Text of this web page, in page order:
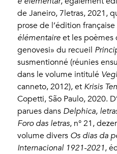
de Janeiro, 7letras, 2021,
prose de l’édition française
élémentaire et les poèmes
genovesi» du recueil
susmentionné (réunies
dans le volume intitulé
canneto, 2012), et Krisis
Copetti, São Paulo, 2020.
parues dans Delphica,
Foro das letras, n° 21,
volume divers Os dias da
Internacional 1921-2021,